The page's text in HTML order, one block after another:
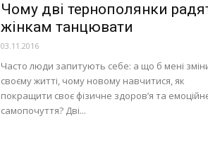
Чому дві тернополянки
жінкам танцювати
03.11.2016
Часто люди запитують себе: а що б мені
своєму житті, чому новому навчитися, як
покращити своє фізичне здоров’я та
самопочуття? Дві...